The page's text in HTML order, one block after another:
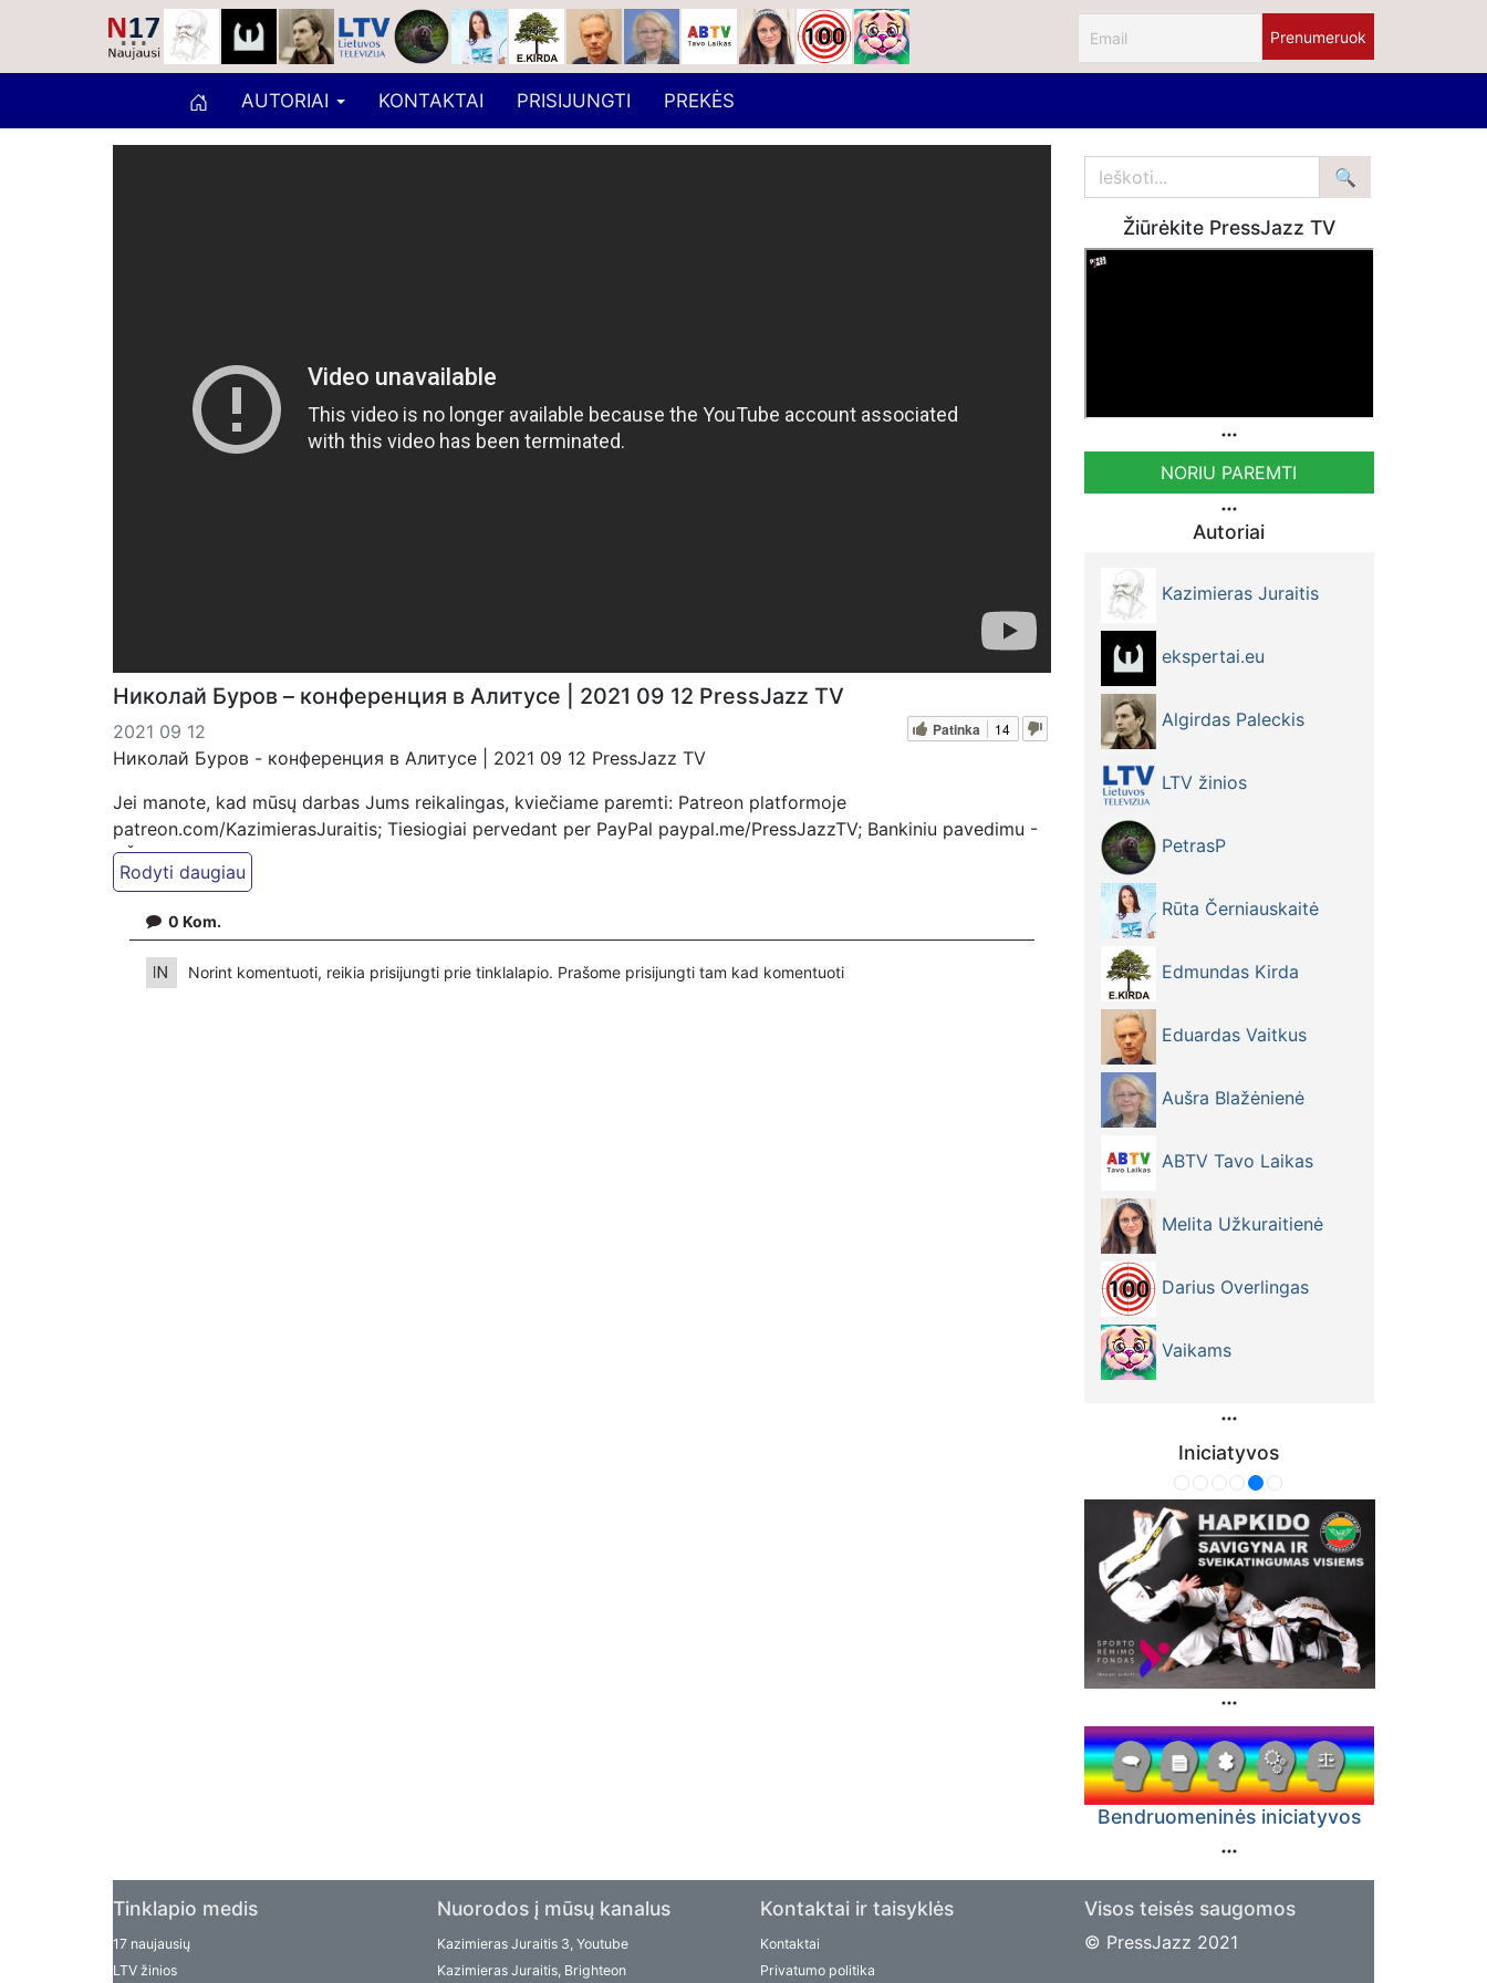
AUTORIAI KONTAKTAI PRISIJUNGTI PREKĖS
Николай Буров – конференция в Алитусе | 2021 09 12 PressJazz TV
2021 09 12 Patinka 14
Николай Буров - конференция в Алитусе | 2021 09 12 PressJazz TV
Jei manote, kad mūsų darbas Jums reikalingas, kviečiame paremti: Patreon platformoje
patreon.com/KazimierasJuraitis; Tiesiogiai pervedant per PayPal paypal.me/PressJazzTV; Bankiniu pavedimu -
VŠĮ "Kaisakas", LT477300010078090515 Paskirtyje nurodant ''Auka''.
0 Kom.
Norint komentuoti, reikia prisijungti prie tinklalapio. Prašome prisijungti tam kad komentuoti
Žiūrėkite PressJazz TV
NORIU PAREMTI
Autoriai
Kazimieras Juraitis
ekspertai.eu
Algirdas Paleckis
LTV žinios
PetrasP
Rūta Černiauskaitė
Edmundas Kirda
Eduardas Vaitkus
Aušra Blažėnienė
ABTV Tavo Laikas
Melita Užkuraitienė
Darius Overlingas
Vaikams
Iniciatyvos
Bendruomeninės iniciatyvos
Tinklapio medis
17 naujausių
LTV žinios
Nuorodos į mūsų kanalus
Kazimieras Juraitis 3, Youtube
Kazimieras Juraitis, Brighteon
Kontaktai ir taisyklės
Kontaktai
Privatumo politika
Visos teisės saugomos
© PressJazz 2021